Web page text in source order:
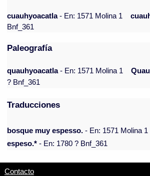
cuauhyoacatla- En: 1571 Molina 1
Bnf_361
Paleografía
quauhyoacatla- En: 1571 Molina 1
? Bnf_361
Traducciones
bosque muy espesso. - En: 1571 Molina 1
espeso.* - En: 1780 ? Bnf_361
Contacto